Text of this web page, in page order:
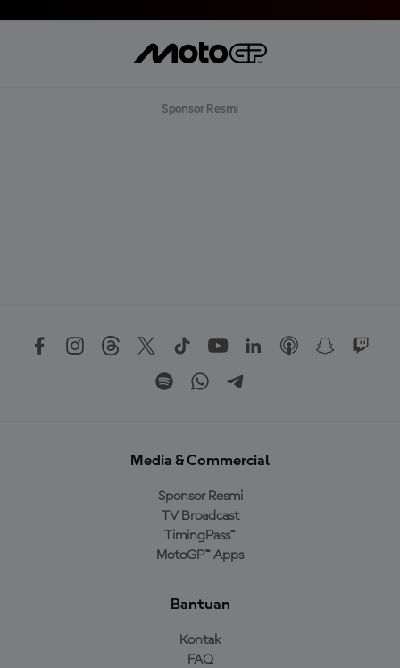
Sponsor Resmi
Media & Commercial
Sponsor Resmi
TV Broadcast
TimingPass™
MotoGP™ Apps
Bantuan
Kontak
FAQ